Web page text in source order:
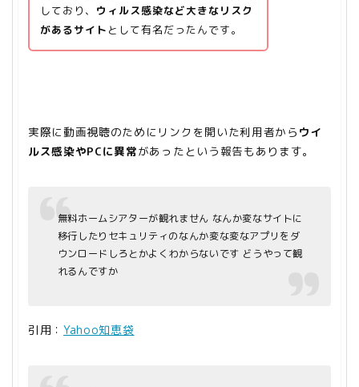
しており、 ウィルス感染など大きなリスク
があるサイト として有名だったんです。
実際に動画視聴のためにリンクを開いた利用者から ウイ
ルス感染やPCに異常があったという報告もあります。
無料ホームシアターが観れません なんか変なサイトに
移行したりセキュリティのなんか変な変なアプリをダ
ウンロードしろとかよくわからないです どうやって観
れるんですか
引用：Yahoo知恵袋